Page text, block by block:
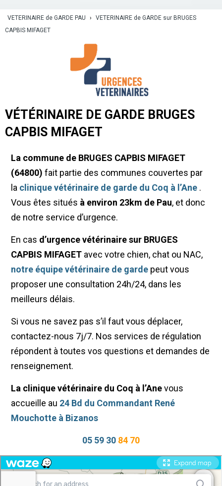
VETERINAIRE de GARDE PAU ›
VETERINAIRE de GARDE sur BRUGES
CAPBIS MIFAGET
VÉTÉRINAIRE DE GARDE BRUGES
CAPBIS MIFAGET
La commune de BRUGES CAPBIS MIFAGET
(64800) fait partie des communes couvertes par
la clinique vétérinaire de garde du Coq à l’Ane .
Vous êtes situés à environ 23km de Pau, et donc
de notre service d’urgence.
En cas d’urgence vétérinaire sur BRUGES
CAPBIS MIFAGET avec votre chien, chat ou NAC,
notre équipe vétérinaire de garde peut vous
proposer une consultation 24h/24, dans les
meilleurs délais.
Si vous ne savez pas s’il faut vous déplacer,
contactez-nous 7j/7. Nos services de régulation
répondent à toutes vos questions et demandes de
renseignement.
La clinique vétérinaire du Coq à l’Anevous
accueille au 24 Bd du Commandant René
Mouchotte à Bizanos
05 59 30 84 70